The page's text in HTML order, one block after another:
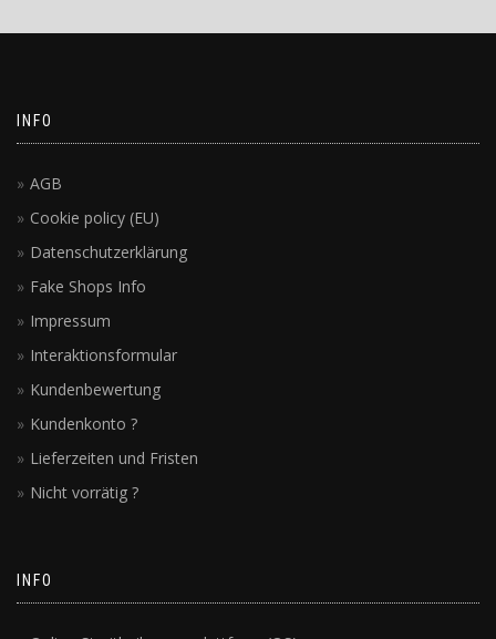
INFO
AGB
Cookie policy (EU)
Datenschutzerklärung
Fake Shops Info
Impressum
Interaktionsformular
Kundenbewertung
Kundenkonto ?
Lieferzeiten und Fristen
Nicht vorrätig ?
INFO